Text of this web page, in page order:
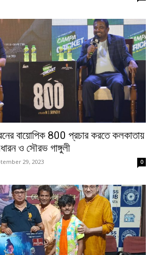
বায়োপিক 800 প্রচার করতে কলকাতায়
ও সৌরভ গাঙ্গুলী
29, 2023 0